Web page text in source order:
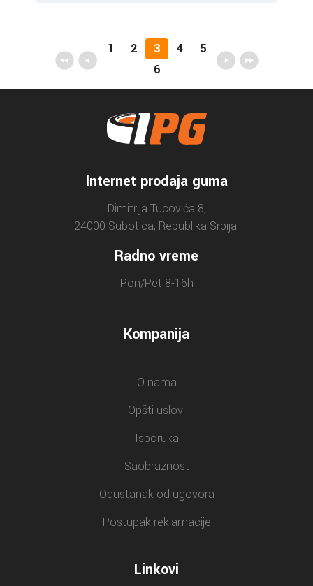
1 2 3 4
5
6
Internet prodaja guma
Dimitrija Tucovića 8,
24000 Subotica, Republika Srbija.
Radno vreme
Pon/Pet 8-16h
Kompanija
O nama
Opšti uslovi
Isporuka
Saobraznost
Odustanak od ugovora
Postupak reklamacije
Linkovi